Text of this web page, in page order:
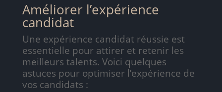
Améliorer l’expérience
candidat
Une expérience candidat réussie est
essentielle pour attirer et retenir les
meilleurs talents. Voici quelques
astuces pour optimiser l’expérience de
vos candidats :